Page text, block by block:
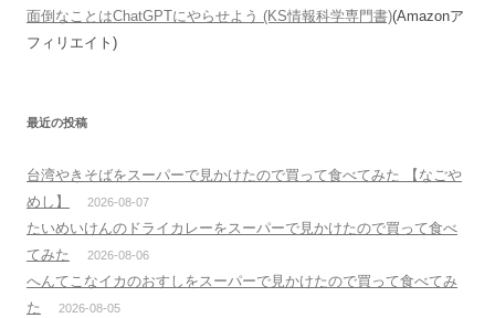
面倒なことはChatGPTにやらせよう (KS情報科学専門書)(Amazonア
フィリエイト)
最近の投稿
台湾やきそばをスーパーで見かけたので買って食べてみた 【なごや
めし】
2026-08-07
たいめいけんのドライカレーをスーパーで見かけたので買って食べ
てみた
2026-08-06
へんてこなイカのおすしをスーパーで見かけたので買って食べてみ
た
2026-08-05